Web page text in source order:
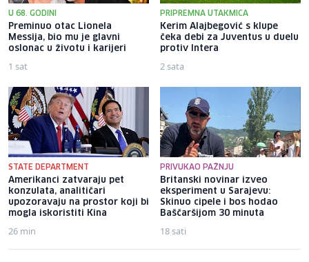
U 68. GODINI
Preminuo otac Lionela
Messija, bio mu je glavni
oslonac u životu i karijeri
1 sat
PRIPREMNA UTAKMICA
Kerim Alajbegović s klupe
čeka debi za Juventus u duelu
protiv Intera
2 sata
STATE DEPARTMENT
Amerikanci zatvaraju pet
konzulata, analitičari
upozoravaju na prostor koji bi
mogla iskoristiti Kina
26 min
PRIVUKAO PAŽNJU
Britanski novinar izveo
eksperiment u Sarajevu:
Skinuo cipele i bos hodao
Baščaršijom 30 minuta
18 sati